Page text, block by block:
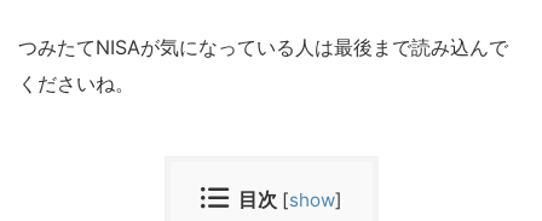
つみたてNISAが気になっている人は最後まで読み込んで
くださいね。
目次 [show]